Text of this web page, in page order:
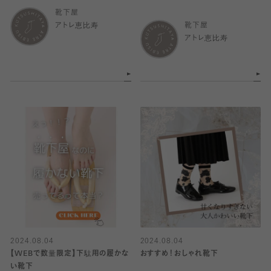
靴下屋
アトレ恵比寿
靴下屋
アトレ恵比寿
2024.08.04
【WEBで数量限定】下駄用の履かな
い靴下
2024.08.04
おすすめ！おしゃれ靴下